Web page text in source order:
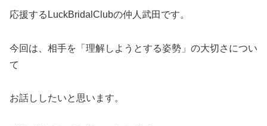
応援するLuckBridalClubの仲人武田です。
今回は、相手を「理解しようとする姿勢」の大切さについ
て
お話ししたいと思います。